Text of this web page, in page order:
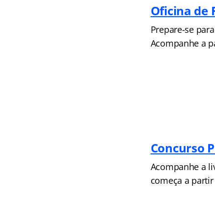
Oficina de
Prepare-se
Acompanhe a
Concurso
Acompanhe a
começa a